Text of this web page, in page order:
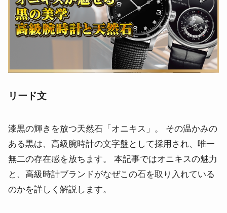
リード文
漆黒の輝きを放つ天然石「オニキス」。 その温かみの
ある黒は、高級腕時計の文字盤として採用され、唯一
無二の存在感を放ちます。 本記事ではオニキスの魅力
と、高級時計ブランドがなぜこの石を取り入れている
のかを詳しく解説します。